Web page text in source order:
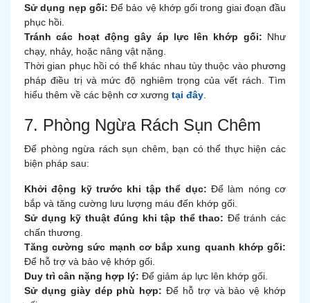
Sử dụng nẹp gối: Để bảo vệ khớp gối trong giai đoạn đầu
phục hồi.
Tránh các hoạt động gây áp lực lên khớp gối: Như
chạy, nhảy, hoặc nâng vật nặng.
Thời gian phục hồi có thể khác nhau tùy thuộc vào phương
pháp điều trị và mức độ nghiêm trọng của vết rách. Tìm
hiểu thêm về các bệnh cơ xương tại đây
7. Phòng Ngừa Rách Sụn Chêm
Để phòng ngừa rách sụn chêm, bạn có thể thực hiện các
biện pháp sau:
Khởi động kỹ trước khi tập thể dục: Để làm nóng cơ
bắp và tăng cường lưu lượng máu đến khớp gối.
Sử dụng kỹ thuật đúng khi tập thể thao: Để tránh các
chấn thương.
Tăng cường sức mạnh cơ bắp xung quanh khớp gối:
Để hỗ trợ và bảo vệ khớp gối.
Duy trì cân nặng hợp lý: Để giảm áp lực lên khớp gối.
Sử dụng giày dép phù hợp: Để hỗ trợ và bảo vệ khớp